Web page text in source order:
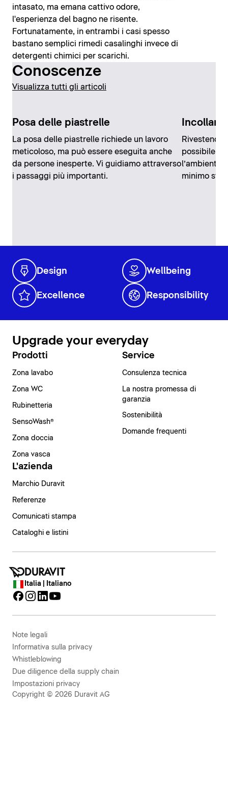
intasato, ma emana cattivo odore,
l'esperienza del bagno ne risente.
Fortunatamente, in entrambi i casi spesso
bastano semplici rimedi casalinghi invece di
detergenti chimici per scarichi.
Conoscenze
Visualizza tutti gli articoli
Posa delle piastrelle
La posa delle piastrelle richiede un lavoro
meticoloso, ma può essere eseguita anche
da persone inesperte. Vi guidiamo attraverso
i passaggi più importanti.
Rivestendo
possibile
l’ambiente
minimo
Design Wellbeing
Excellence Responsibility
Upgrade your everyday
Prodotti
Zona lavabo
Zona WC
Rubinetteria
SensoWash®
Zona doccia
Zona vasca
Service
Consulenza tecnica
La nostra promessa di
garanzia
Sostenibilità
Domande frequenti
L'azienda
Marchio Duravit
Referenze
Comunicati stampa
Cataloghi e listini
Italia | Italiano
Note legali
Informativa sulla privacy
Whistleblowing
Due diligence della supply chain
Impostazioni privacy
Copyright © 2026 Duravit AG